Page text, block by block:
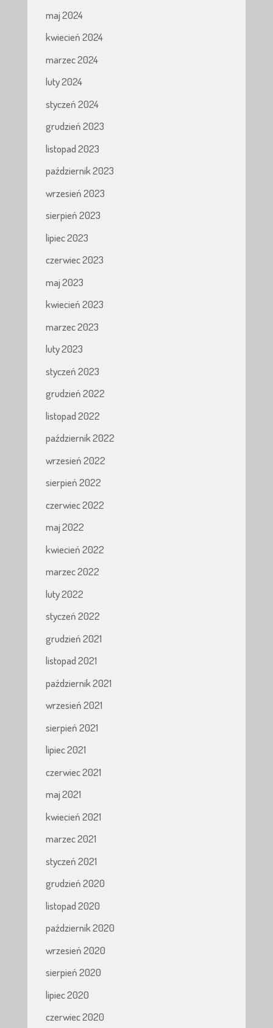
maj 2024
kwiecień 2024
marzec 2024
luty 2024
styczeń 2024
grudzień 2023
listopad 2023
październik 2023
wrzesień 2023
sierpień 2023
lipiec 2023
czerwiec 2023
maj 2023
kwiecień 2023
marzec 2023
luty 2023
styczeń 2023
grudzień 2022
listopad 2022
październik 2022
wrzesień 2022
sierpień 2022
czerwiec 2022
maj 2022
kwiecień 2022
marzec 2022
luty 2022
styczeń 2022
grudzień 2021
listopad 2021
październik 2021
wrzesień 2021
sierpień 2021
lipiec 2021
czerwiec 2021
maj 2021
kwiecień 2021
marzec 2021
styczeń 2021
grudzień 2020
listopad 2020
październik 2020
wrzesień 2020
sierpień 2020
lipiec 2020
czerwiec 2020